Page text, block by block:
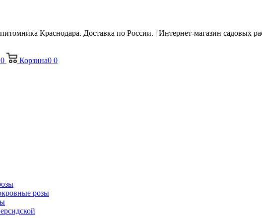
Краснодара. Доставка по России. | Интернет-магазин садовых
0 Корзина0 0
розы